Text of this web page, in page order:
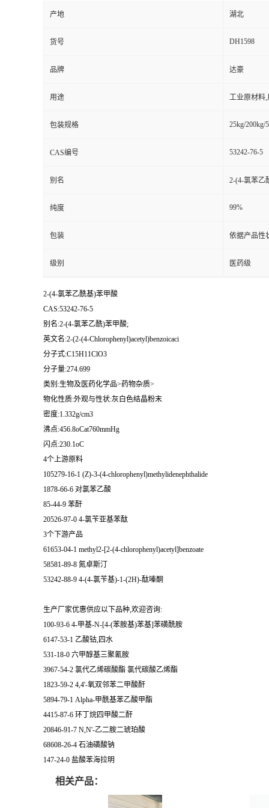
产地 湖北
货号 DH1598
品牌 达豪
用途 工业原材料
包装规格 25kg/200kg/
CAS编号 53242-76-5
别名 2-(4-氯苯乙
纯度 99%
包装 依据产品性
级别 医药级
2-(4-氯苯乙酰基)苯甲酸
CAS:53242-76-5
别名:2-(4-氯苯乙酰)苯甲酸;
英文名:2-(2-(4-Chlorophenyl)acetyl)benzoicaci
分子式:C15H11ClO3
分子量:274.699
类别:生物及医药化学品>药物杂质>
物化性质:外观与性状:灰白色结晶粉末
密度:1.332g/cm3
沸点:456.8oCat760mmHg
闪点:230.1oC
4个上游原料
105279-16-1 (Z)-3-(4-chlorophenyl)methylidenephthalide
1878-66-6 对氯苯乙酸
85-44-9 苯酐
20526-97-0 4-氯苄亚基苯酞
3个下游产品
61653-04-1 methyl2-[2-(4-chlorophenyl)acetyl]benzoate
58581-89-8 氮卓斯汀
53242-88-9 4-(4-氯苄基)-1-(2H)-酞嗪酮
生产厂家优惠供应以下品种,欢迎咨询:
100-93-6 4-甲基-N-[4-(苯胺基)苯基]苯磺酰胺
6147-53-1 乙酸钴,四水
531-18-0 六甲醇基三聚氰胺
3967-54-2 氯代乙烯碳酸酯 氯代碳酸乙烯酯
1823-59-2 4,4'-氧双邻苯二甲酸酐
5894-79-1 Alpha-甲酰基苯乙酸甲酯
4415-87-6 环丁烷四甲酸二酐
20846-91-7 N,N'-乙二胺二琥珀酸
68608-26-4 石油磺酸钠
147-24-0 盐酸苯海拉明
相关产品：